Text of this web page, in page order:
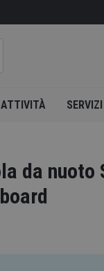
ATTIVITÀ SERVIZI
da nuoto